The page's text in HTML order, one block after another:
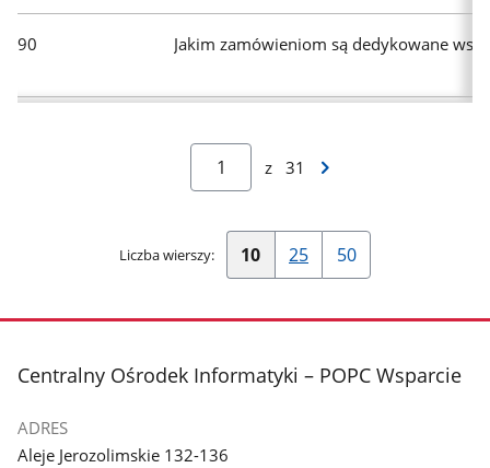
90 Jakim zamówieniom są dedykowane
z 31
Następna
Liczba wierszy:
10
Pokaż
stronę
25
Pokaż
stronę
50
Pokaż
stronę
stopka
Centralny Ośrodek Informatyki – POPC Wsparcie
ADRES
Aleje Jerozolimskie 132-136